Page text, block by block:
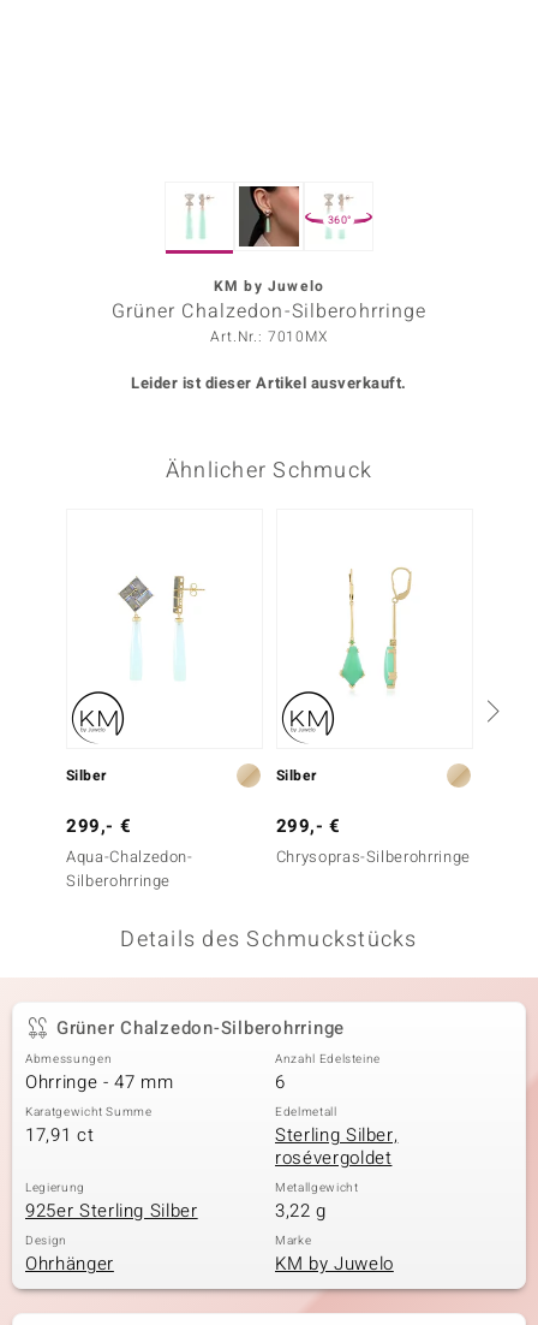
Collection
BY DE MELO
360°
KM by Juwelo
Grüner Chalzedon-Silberohrringe
Art.Nr.: 7010MX
Leider ist dieser Artikel ausverkauft.
Ähnlicher Schmuck
Silber
299,- €
Aqua-Chalzedon-
Silberohrringe
Silber
299,- €
Chrysopras-Silberohrringe
Details des Schmuckstücks
Grüner Chalzedon-Silberohrringe
Abmessungen
Ohrringe - 47 mm
Anzahl Edelsteine
6
Karatgewicht Summe
17,91 ct
Edelmetall
Sterling Silber,
rosévergoldet
Legierung
925er Sterling Silber
Metallgewicht
3,22 g
Design
Ohrhänger
Marke
KM by Juwelo